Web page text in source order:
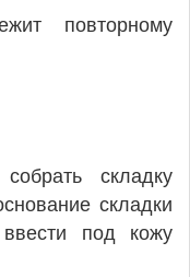
повторному
складку
складки
под кожу